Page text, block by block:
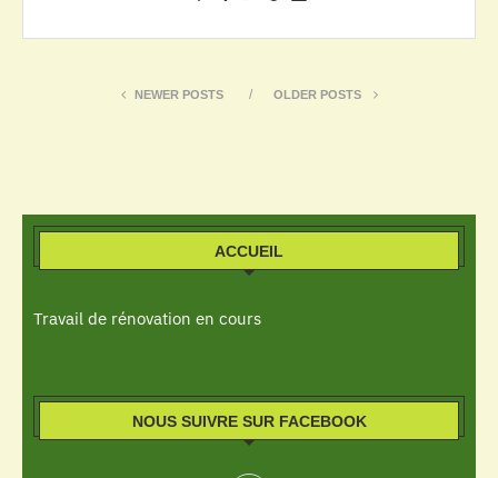
NEWER POSTS OLDER POSTS
ACCUEIL
Travail de rénovation en cours
NOUS SUIVRE SUR FACEBOOK